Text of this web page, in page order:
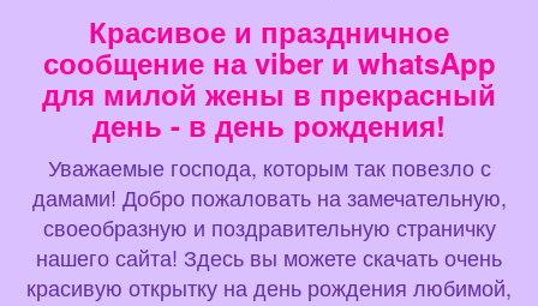
Красивое и праздничное
сообщение на viber и whatsApp
для милой жены в прекрасный
день - в день рождения!
Уважаемые господа, которым так повезло с
дамами! Добро пожаловать на замечательную,
своеобразную и поздравительную страничку
нашего сайта! Здесь вы можете скачать очень
красивую открытку на день рождения любимой,